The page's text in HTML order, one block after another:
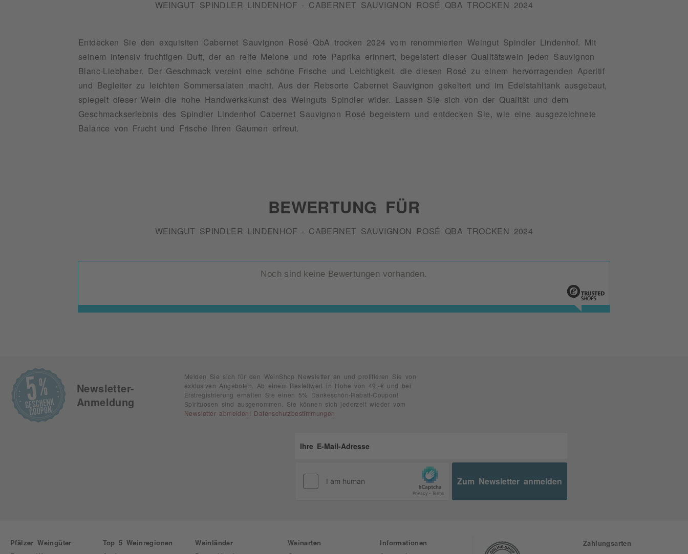
WEINGUT SPINDLER LINDENHOF - CABERNET SAUVIGNON ROSÉ QBA TROCKEN 2024
Entdecken Sie den exquisiten Cabernet Sauvignon Rosé QbA trocken 2024 vom renommierten Weingut Spindler Lindenhof. Mit
seinem intensiv fruchtigen Duft, der an reife Melone und rote Paprika erinnert, begeistert dieser Qualitätswein jeden Sauvignon
Blanc-Liebhaber. Der Geschmack vereint eine schöne Frische und Leichtigkeit, die diesen Rosé zu einem hervorragenden Aperitif
und Begleiter zu leichten Sommersalaten macht. Aus der Rebsorte Cabernet Sauvignon gekeltert und im Edelstahltank ausgebaut,
spiegelt dieser Wein die hohe Handwerkskunst des Weinguts Spindler wider. Lassen Sie sich von der Qualität und dem
Geschmackserlebnis des Spindler Lindenhof Cabernet Sauvignon Rosé begeistern und entdecken Sie, wie eine ausgezeichnete
Balance von Frucht und Frische Ihren Gaumen erfreut.
BEWERTUNG FÜR
WEINGUT SPINDLER LINDENHOF - CABERNET SAUVIGNON ROSÉ QBA TROCKEN 2024
Noch sind keine Bewertungen vorhanden.
Newsletter-
Anmeldung
Melden Sie sich für den WeinShop Newsletter an und profitieren Sie von
exklusiven Angeboten. Ab einem Bestellwert in Höhe von 49,-€ und bei
Erstregistrierung erhalten Sie einen 5% Dankeschön-Rabatt-Coupon!
Spirituosen sind ausgenommen. Sie können sich jederzeit wieder vom
Newsletter abmelden ! Datenschutzbestimmungen
Zum Newsletter anmelden
Pfälzer Weingüter
Top 5 Weinregionen
Weinländer
Weinarten
Informationen
Zahlungsarten